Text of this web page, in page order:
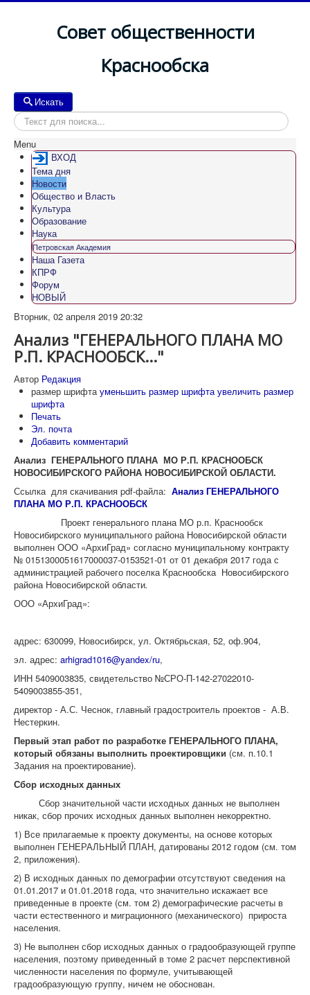
Совет общественности
Краснообска
Искать
Menu
ВХОД
Тема дня
Новости
Общество и Власть
Культура
Образование
Наука
Петровская Академия
Наша Газета
КПРФ
Форум
НОВЫЙ
Вторник, 02 апреля 2019 20:32
Анализ "ГЕНЕРАЛЬНОГО ПЛАНА МО
Р.П. КРАСНООБСК..."
Автор Редакция
размер шрифта уменьшить размер шрифта увеличить размер
шрифта
Печать
Эл. почта
Добавить комментарий
Анализ ГЕНЕРАЛЬНОГО ПЛАНА МО Р.П. КРАСНООБСК
НОВОСИБИРСКОГО РАЙОНА НОВОСИБИРСКОЙ ОБЛАСТИ.
Ссылка для скачивания pdf-файла: Анализ ГЕНЕРАЛЬНОГО
ПЛАНА МО Р.П. КРАСНООБСК
Проект генерального плана МО р.п. Краснообск
Новосибирского муниципального района Новосибирской области
выполнен ООО «АрхиГрад» согласно муниципальному контракту
№ 0151300051617000037-0153521-01 от 01 декабря 2017 года с
администрацией рабочего поселка Краснообска Новосибирского
района Новосибирской области.
ООО «АрхиГрад»:
адрес: 630099, Новосибирск, ул. Октябрьская, 52, оф.904,
эл. адрес: arhigrad1016@yandex/ru,
ИНН 5409003835, свидетельство №СРО-П-142-27022010-
5409003855-351,
директор - А.С. Чеснок, главный градостроитель проектов - А.В.
Нестеркин.
Первый этап работ по разработке ГЕНЕРАЛЬНОГО ПЛАНА,
который обязаны выполнить проектировщики (см. п.10.1
Задания на проектирование).
Сбор исходных данных
Сбор значительной части исходных данных не выполнен
никак, сбор прочих исходных данных выполнен некорректно.
1) Все прилагаемые к проекту документы, на основе которых
выполнен ГЕНЕРАЛЬНЫЙ ПЛАН, датированы 2012 годом (см. том
2, приложения).
2) В исходных данных по демографии отсутствуют сведения на
01.01.2017 и 01.01.2018 года, что значительно искажает все
приведенные в проекте (см. том 2) демографические расчеты в
части естественного и миграционного (механического) прироста
населения.
3) Не выполнен сбор исходных данных о градообразующей группе
населения, поэтому приведенный в томе 2 расчет перспективной
численности населения по формуле, учитывающей
градообразующую группу, ничем не обоснован.